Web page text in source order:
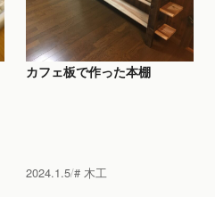
カフェ板で作った本棚
2024.1.5 木工